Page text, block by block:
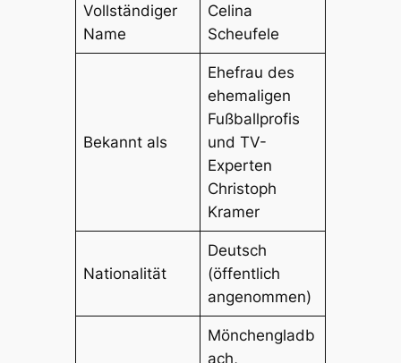
Vollständiger
Name
Celina
Scheufele
Bekannt als
Ehefrau des
ehemaligen
Fußballprofis
und TV-
Experten
Christoph
Kramer
Nationalität
Deutsch
(öffentlich
angenommen)
Mönchengladb
ach,